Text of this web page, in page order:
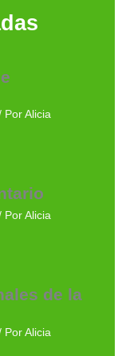
Por Alicia
Por Alicia
de la
Por Alicia